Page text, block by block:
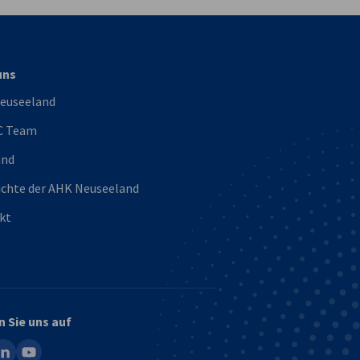
Team
der AHK Neuseeland
Sie uns auf
youtube